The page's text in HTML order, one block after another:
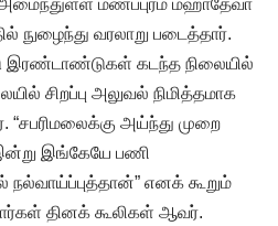
நுழைந்து வரலாறு படைத்தார்.
இரண்டாண்டுகள் கடந்த நிலையில்
சிறப்பு அலுவல் நிமித்தமாக
“சபரிமலைக்கு அய்ந்து முறை
இங்கேயே பணி
எனக் கூறும்
தினக் கூலிகள் ஆவர்.